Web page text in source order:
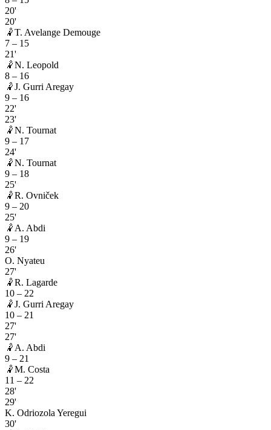
20'
20'
🤾T. Avelange Demouge
7 – 15
21'
🤾N. Leopold
8 – 16
🤾J. Gurri Aregay
9 – 16
22'
23'
🤾N. Tournat
9 – 17
24'
🤾N. Tournat
9 – 18
25'
🤾R. Ovniček
9 – 20
25'
🤾 A. Abdi
9 – 19
26'
O. Nyateu
27'
🤾R. Lagarde
10 – 22
🤾J. Gurri Aregay
10 – 21
27'
27'
🤾 A. Abdi
9 – 21
🤾M. Costa
11 – 22
28'
29'
K. Odriozola Yeregui
30'